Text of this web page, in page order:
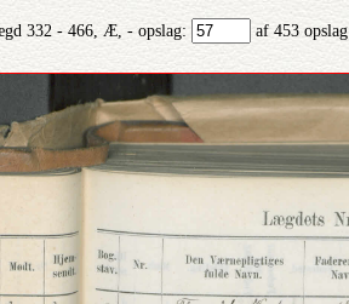
332 - 466, Æ, - opslag: af 453 opslag